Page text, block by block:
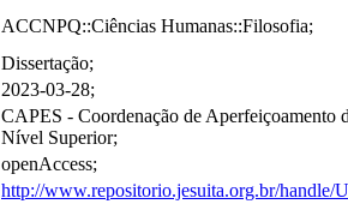
ACCNPQ::Ciências Humanas::Filosofia;
Dissertação;
2023-03-28;
CAPES - Coordenação de Aperfeiçoamento
Nível Superior;
openAccess;
http://www.repositorio.jesuita.org.br/handle/